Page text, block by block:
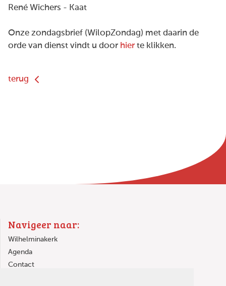
René Wichers - Kaat
Onze zondagsbrief (WilopZondag) met daarin de
orde van dienst vindt u door hier te klikken.
terug
Navigeer naar:
Wilhelminakerk
Agenda
Contact